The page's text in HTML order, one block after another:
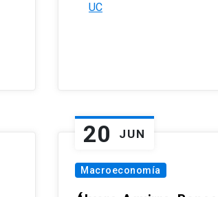
UC
20 JUN
Macroeconomía